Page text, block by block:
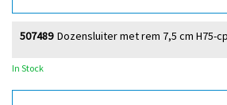
Dozensluiter met rem 7,5 cm H75-cp
507489
In Stock